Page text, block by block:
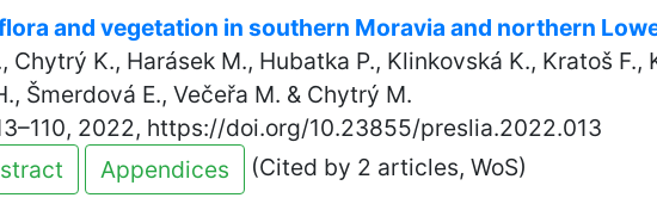
and vegetation in southern Moravia and northern
Chytrý K., Harásek M., Hubatka P., Klinkovská K., Kratoš F.,
Šmerdová E., Večeřa M. & Chytrý M.
2022, https://doi.org/10.23855/preslia.2022.013
Appendices (Cited by 2 articles, WoS)